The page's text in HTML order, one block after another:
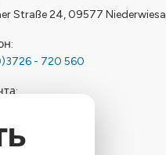
Straße 24, 09577 Niederwiesa
- 720 560